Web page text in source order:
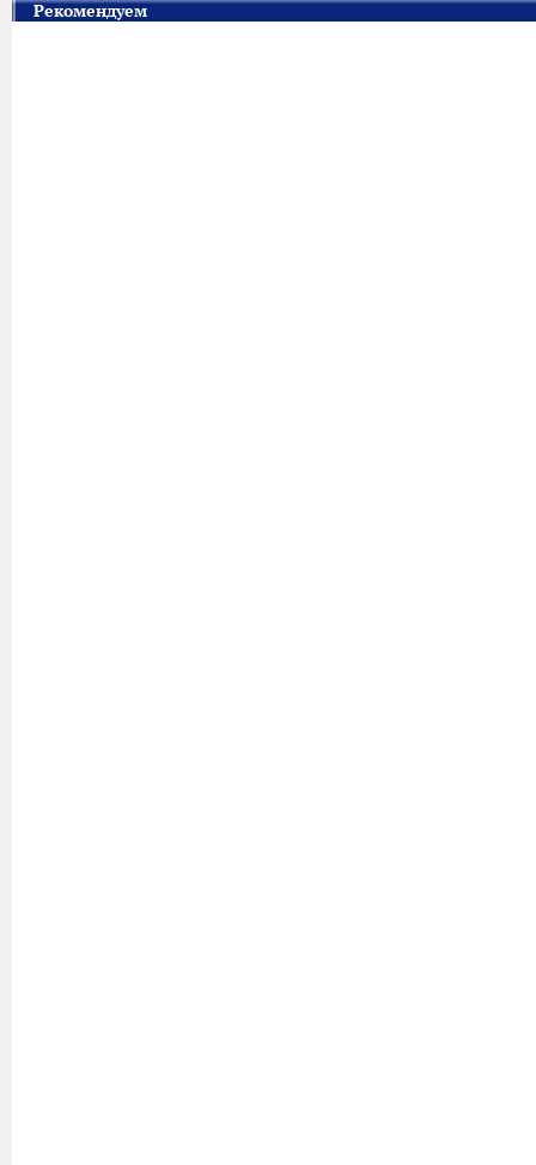
Рекомендуем